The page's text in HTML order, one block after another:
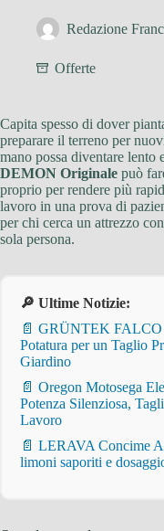
Redazione
Offerte
Capita spesso di dover
preparare il terreno per
mano possa diventare lento
DEMON Originale può
proprio per rendere più
lavoro in una prova di
per chi cerca un attrezzo
sola persona.
🔎 Ultime Notizie:
📄 GRÜNTEK FALCO
Potatura per un Taglio
Giardino
📄 Oregon Motosega
Potenza Silenziosa,
Lavoro
📄 LERAVA Concime
limoni saporiti e